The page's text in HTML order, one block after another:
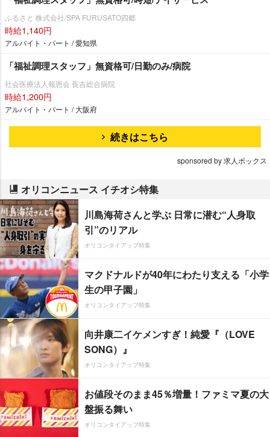
ふるさと 株式会社/SPA FURUSATO四郷
時給1,140円
アルバイト・パート / 愛知県
「福祉調理スタッフ」無資格可/日勤のみ/病院
社会医療法人報恩会 長吉総合病院
時給1,200円
アルバイト・パート / 大阪府
続きはこちら
sponsored by 求人ボックス
オリコンニュース イチオシ特集
川島海荷さんと学ぶ 日常に潜む“人身取
引”のリアル
オリコンタイアップ特集
マクドナルドが40年にわたり支える「小学
生の甲子園」
オリコンタイアップ特集
向井康二イケメンすぎ！純愛『（LOVE
SONG）』
オリコンタイアップ特集
お値段そのまま45％増量！ファミマ夏の大
盤振る舞い
オリコンタイアップ特集